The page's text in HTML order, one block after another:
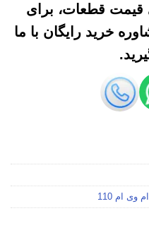
قیمت قطعات، برای
خرید رایگان با ما
وی ام 110